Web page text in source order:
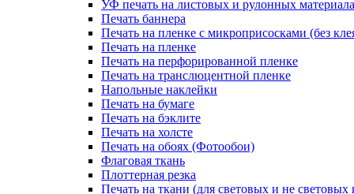
УФ печать на листовых и рулонных
Печать баннера
Печать на пленке с микроприсосками (без
Печать на пленке
Печать на перфорированной пленке
Печать на транслюцентной пленке
Напольные наклейки
Печать на бумаге
Печать на бэклите
Печать на холсте
Печать на обоях (Фотообои)
Флаговая ткань
Плоттерная резка
Печать на ткани (для световых и не световых